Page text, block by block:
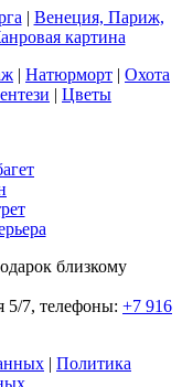
| Венеция, Париж,
картина
| Натюрморт | Охота
| Цветы
близкому
5/7, телефоны: +7 916
| Политика